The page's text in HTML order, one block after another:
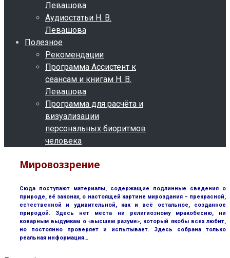
Левашова
Аудиостатьи Н. В.
Левашова
Полезное
Рекомендации
Программа Ассистент к
сеансам и книгам Н. В.
Левашова
Программа для расчёта и
визуализации
персональных биоритмов
человека
Мировоззрение
Сюда поступают материалы, содержащие подлинные сведения о
природе, её законах, о настоящей картине мироздания – прекрасной,
естественной и удивительной, как и всё остальное, созданное
природой. Здесь нет места ни религиозному мракобесию, ни
коварным выдумкам о «высшем разуме», который якобы всех любит,
но постоянно проверяет и испытывает. Здесь собрана только
реальная информация…